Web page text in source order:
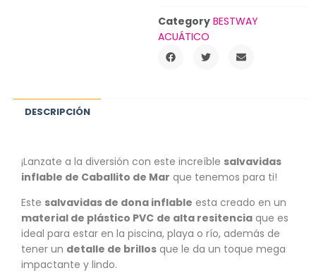
Category BESTWAY
ACUÁTICO
DESCRIPCIÓN
¡Lanzate a la diversión con este increíble salvavidas
inflable de Caballito de Mar que tenemos para ti!
Este salvavidas de dona inflable esta creado en un
material de plástico PVC de alta resitencia que es
ideal para estar en la piscina, playa o río, además de
tener un detalle de brillos que le da un toque mega
impactante y lindo.